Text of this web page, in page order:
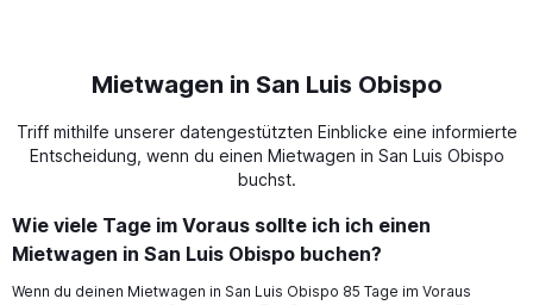
Mietwagen in San Luis Obispo
Triff mithilfe unserer datengestützten Einblicke eine informierte
Entscheidung, wenn du einen Mietwagen in San Luis Obispo
buchst.
Wie viele Tage im Voraus sollte ich ich einen
Mietwagen in San Luis Obispo buchen?
Wenn du deinen Mietwagen in San Luis Obispo 85 Tage im Voraus